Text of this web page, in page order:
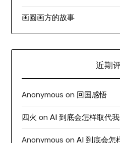
画圆画方的故事
近期
Anonymous on 回国感悟
四火 onAI 到底会怎样取代
Anonymous onAI 到底会怎